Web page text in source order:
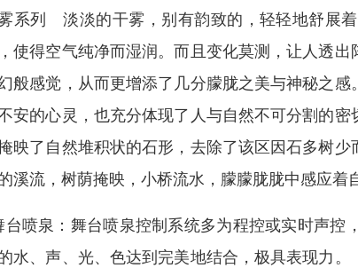
系列 淡淡的干雾，别有韵致的，轻轻地舒展
使得空气纯净而湿润。而且变化莫测，让人透
般感觉，从而更增添了几分朦胧之美与神秘之
安的心灵，也充分体现了人与自然不可分割的
映了自然堆积状的石形，去除了该区因石多树
溪流，树荫掩映，小桥流水，朦朦胧胧中感应
台喷泉：舞台喷泉控制系统多为程控或实时声
水、声、光、色达到完美地结合，极具表现力